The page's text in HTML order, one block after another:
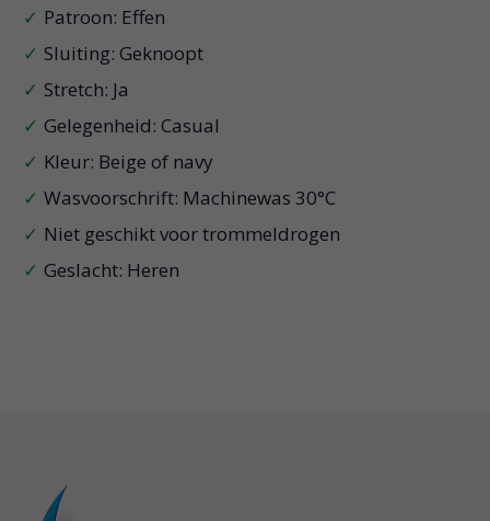
Patroon: Effen
Sluiting: Geknoopt
Stretch: Ja
Gelegenheid: Casual
Kleur: Beige of navy
Wasvoorschrift: Machinewas 30°C
Niet geschikt voor trommeldrogen
Geslacht: Heren